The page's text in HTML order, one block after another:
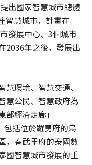
出國家智慧城市總體
智慧城市，計畫在
發展中心、3個城市
2036年之後，發展出
環境、智慧交通、
慧公民、智慧政府為
經濟走廊」
包括位於羅勇府的烏
，春武里府的泰國數
國智慧城市發展的重